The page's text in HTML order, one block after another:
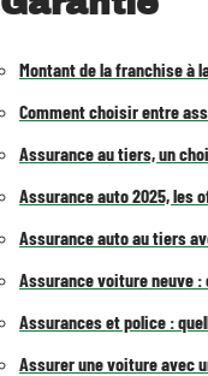
Montant de la franchise à
Comment choisir entre
Assurance au tiers, un
Assurance auto 2025, les
Assurance auto au tiers
Assurance voiture neuve
Assurances et police :
Assurer une voiture avec